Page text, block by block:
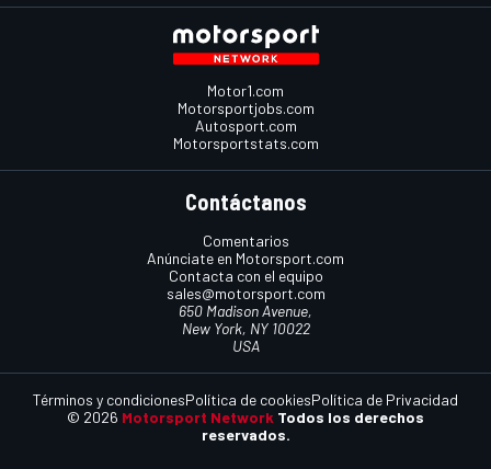
Motor1.com
Motorsportjobs.com
Autosport.com
Motorsportstats.com
Contáctanos
Comentarios
Anúnciate en Motorsport.com
Contacta con el equipo
sales@motorsport.com
650 Madison Avenue,
New York, NY 10022
USA
© 2026 Motorsport Network Todos los derechos
reservados.
Términos y condicionesPolítica de cookiesPolítica de Privacidad